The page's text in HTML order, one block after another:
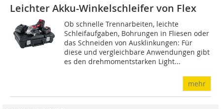
Leichter Akku-Winkelschleifer von Flex
Ob schnelle Trennarbeiten, leichte
Schleifaufgaben, Bohrungen in Fliesen oder
das Schneiden von Ausklinkungen: Für
diese und vergleichbare Anwendungen gibt
es den drehmomentstarken Light...
mehr